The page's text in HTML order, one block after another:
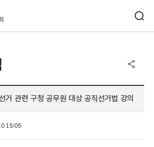
거 관련 구청 공무원 대상 공직선거법 강의
15:05